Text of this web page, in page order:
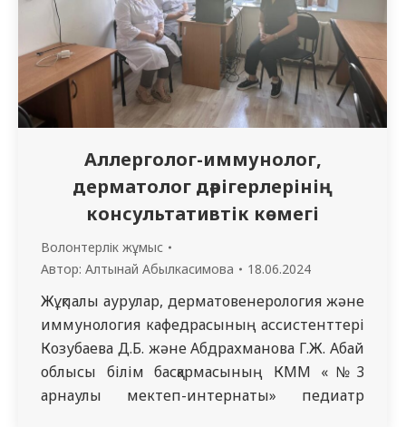
Аллерголог-иммунолог,
дерматолог дәрігерлерінің
консультативтік көмегі
Волонтерлік жұмыс
Автор: Алтынай Абылкасимова 18.06.2024
Жұқпалы аурулар, дерматовенерология және
иммунология кафедрасының ассистенттері
Козубаева Д.Б. және Абдрахманова Г.Ж. Абай
облысы білім басқармасының КММ «№3
арнаулы мектеп-интернаты» педиатр